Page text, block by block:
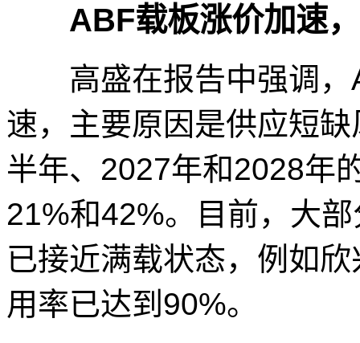
ABF载板涨价加速
高盛在报告中强调，
速，主要原因是供应短
半年、2027年和2028年
21%和42%。目前，大
已接近满载状态，例如
用率已达到90%。